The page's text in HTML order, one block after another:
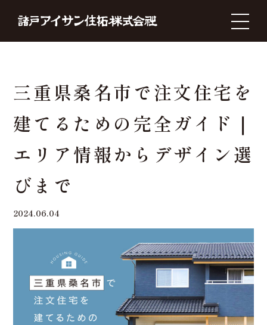
お家づくりに役立つ情報を発信しています。
TOP BLOG
三重県桑名市で注文住宅を
建てるための完全ガイド｜